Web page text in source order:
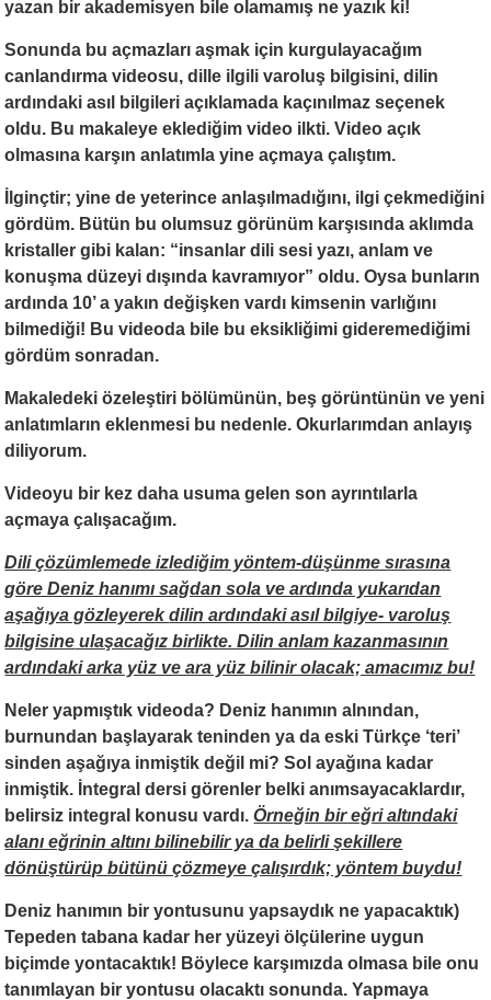
yazan bir akademisyen bile olamamış ne yazık ki!
Sonunda bu açmazları aşmak için kurgulayacağım
canlandırma videosu, dille ilgili varoluş bilgisini, dilin
ardındaki asıl bilgileri açıklamada kaçınılmaz seçenek
oldu. Bu makaleye eklediğim video ilkti. Video açık
olmasına karşın anlatımla yine açmaya çalıştım.
İlginçtir; yine de yeterince anlaşılmadığını, ilgi çekmediğini
gördüm. Bütün bu olumsuz görünüm karşısında aklımda
kristaller gibi kalan: “insanlar dili sesi yazı, anlam ve
konuşma düzeyi dışında kavramıyor” oldu. Oysa bunların
ardında 10’ a yakın değişken vardı kimsenin varlığını
bilmediği! Bu videoda bile bu eksikliğimi gideremediğimi
gördüm sonradan.
Makaledeki özeleştiri bölümünün, beş görüntünün ve yeni
anlatımların eklenmesi bu nedenle. Okurlarımdan anlayış
diliyorum.
Videoyu bir kez daha usuma gelen son ayrıntılarla
açmaya çalışacağım.
Dili çözümlemede izlediğim yöntem-düşünme sırasına
göre Deniz hanımı sağdan sola ve ardında yukarıdan
aşağıya gözleyerekdilin ardındaki asıl bilgiye- varoluş
bilgisine ulaşacağız birlikte. Dilin anlam kazanmasının
ardındaki arka yüz ve ara yüz bilinir olacak; amacımız bu!
Neler yapmıştık videoda? Deniz hanımın alnından,
burnundan başlayarak teninden ya da eski Türkçe ‘teri’
sinden aşağıya inmiştik değil mi? Sol ayağına kadar
inmiştik. İntegral dersi görenler belki anımsayacaklardır,
belirsiz integral konusu vardı.Örneğin bir eğri altındaki
alanı eğrinin altını bilinebilir ya da belirli şekillere
dönüştürüp bütünü çözmeye çalışırdık; yöntem buydu!
Deniz hanımın bir yontusunu yapsaydık ne yapacaktık)
Tepeden tabana kadar her yüzeyi ölçülerine uygun
biçimde yontacaktık! Böylece karşımızda olmasa bile onu
tanımlayan bir yontusu olacaktı sonunda. Yapmaya